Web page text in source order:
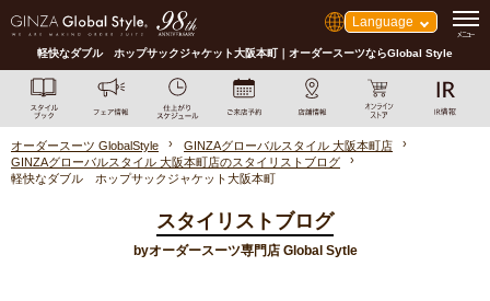
Language
軽快なダブル ホップサックジャケット大阪本町｜オーダースーツならGlobal Style
オーダースーツ GlobalStyle
GINZAグローバルスタイル 大阪本町店
GINZAグローバルスタイル 大阪本町店のスタイリストブログ
軽快なダブル ホップサックジャケット大阪本町
スタイリストブログ
byオーダースーツ専門店 Global Sytle